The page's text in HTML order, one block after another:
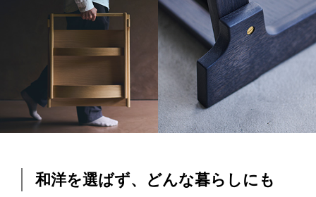
和洋を選ばず、どんな暮らしにも